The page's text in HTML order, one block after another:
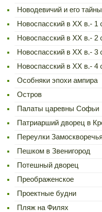
Новодевичий и его тайны
Новоспасский в XX в.- 1
Новоспасский в XX в.- 2
Новоспасский в XX в.- 3
Новоспасский в XX в.- 4
Особняки эпохи ампира
Остров
Палаты царевны Софьи
Патриарший дворец в
Переулки Замоскворечья
Пешком в Звенигород
Потешный дворец
Преображенское
Проектные будни
Пляж на Филях